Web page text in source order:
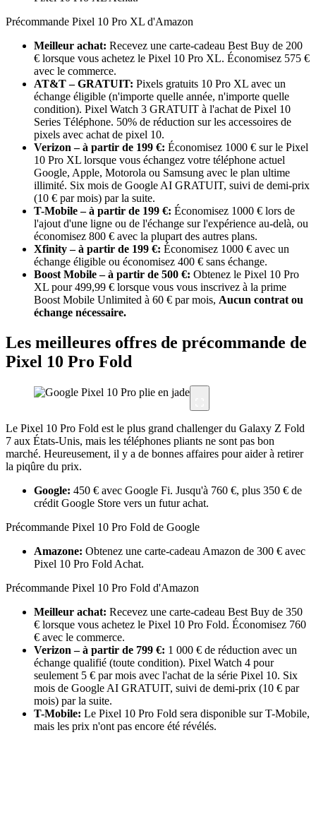
Précommande Pixel 10 Pro XL d'Amazon
Meilleur achat: Recevez une carte-cadeau Best Buy de 200
€ lorsque vous achetez le Pixel 10 Pro XL. Économisez 575 €
avec le commerce.
AT&T – GRATUIT: Pixels gratuits 10 Pro XL avec un
échange éligible (n'importe quelle année, n'importe quelle
condition). Pixel Watch 3 GRATUIT à l'achat de Pixel 10
Series Téléphone. 50% de réduction sur les accessoires de
pixels avec achat de pixel 10.
Verizon – à partir de 199 €: Économisez 1000 € sur le Pixel
10 Pro XL lorsque vous échangez votre téléphone actuel
Google, Apple, Motorola ou Samsung avec le plan ultime
illimité. Six mois de Google AI GRATUIT, suivi de demi-prix
(10 € par mois) par la suite.
T-Mobile – à partir de 199 €: Économisez 1000 € lors de
l'ajout d'une ligne ou de l'échange sur l'expérience au-delà, ou
économisez 800 € avec la plupart des autres plans.
Xfinity – à partir de 199 €: Économisez 1000 € avec un
échange éligible ou économisez 400 € sans échange.
Boost Mobile – à partir de 500 €: Obtenez le Pixel 10 Pro
XL pour 499,99 € lorsque vous vous inscrivez à la prime
Boost Mobile Unlimited à 60 € par mois, Aucun contrat ou
échange nécessaire.
Les meilleures offres de précommande de
Pixel 10 Pro Fold
Le Pixel 10 Pro Fold est le plus grand challenger du Galaxy Z Fold
7 aux États-Unis, mais les téléphones pliants ne sont pas bon
marché. Heureusement, il y a de bonnes affaires pour aider à retirer
la piqûre du prix.
Google: 450 € avec Google Fi. Jusqu'à 760 €, plus 350 € de
crédit Google Store vers un futur achat.
Précommande Pixel 10 Pro Fold de Google
Amazone: Obtenez une carte-cadeau Amazon de 300 € avec
Pixel 10 Pro Fold Achat.
Précommande Pixel 10 Pro Fold d'Amazon
Meilleur achat: Recevez une carte-cadeau Best Buy de 350
€ lorsque vous achetez le Pixel 10 Pro Fold. Économisez 760
€ avec le commerce.
Verizon – à partir de 799 €: 1 000 € de réduction avec un
échange qualifié (toute condition). Pixel Watch 4 pour
seulement 5 € par mois avec l'achat de la série Pixel 10. Six
mois de Google AI GRATUIT, suivi de demi-prix (10 € par
mois) par la suite.
T-Mobile: Le Pixel 10 Pro Fold sera disponible sur T-Mobile,
mais les prix n'ont pas encore été révélés.